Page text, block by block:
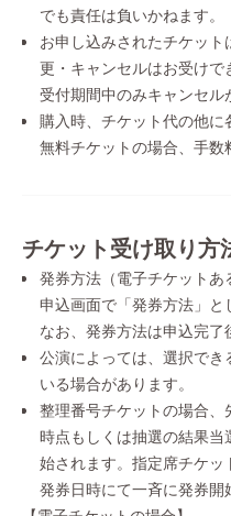
でも責任は負いかねます。
お申し込みされたチケッ
更・キャンセルはお受け
受付期間中のみキャンセル
購入時、チケット代の他
無料チケットの場合、手数
チケット受け取り方
発券方法（電子チケット
申込画面で「発券方法」と
なお、発券方法は申込完了
公演によっては、選択で
いる場合があります。
整理番号チケットの場合
時点もしくは抽選の結果
始されます。指定席チケ
発券日時にて一斉に発券開